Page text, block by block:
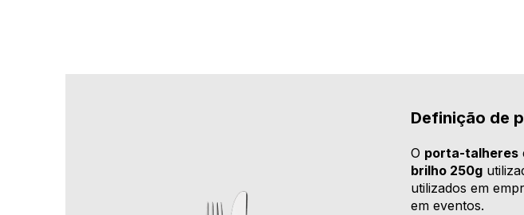
Definição de
O porta-talheres
brilho 250g
utilizados em
em eventos.